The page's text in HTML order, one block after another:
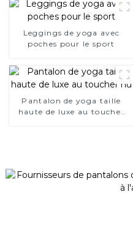
Leggings de yoga avec
poches pour le sport
Pantalon de yoga taille
haute de luxe au toucher